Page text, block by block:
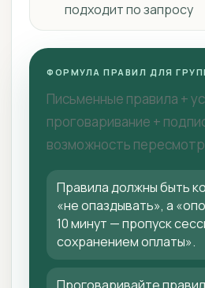
подходит по запросу
ФОРМУЛА ПРАВИЛ ДЛЯ
Письменные правила +
проговаривание +
возможность
Правила должны быть
«не опаздывать», а
10 минут — пропуск
сохранением оплаты».